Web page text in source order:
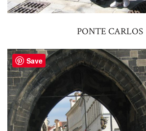
PONTE CARLOS
Save